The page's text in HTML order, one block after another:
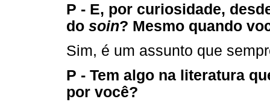
P - E, por curiosidade,
do soin? Mesmo quando
Sim, é um assunto que
P - Tem algo na literatura
por você?